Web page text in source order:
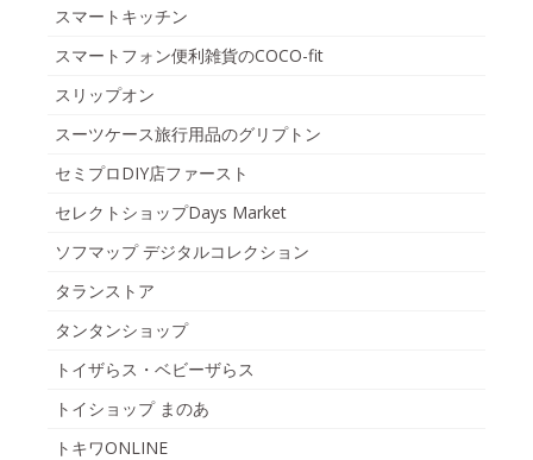
スマートキッチン
スマートフォン便利雑貨のCOCO-fit
スリップオン
スーツケース旅行用品のグリプトン
セミプロDIY店ファースト
セレクトショップDays Market
ソフマップ デジタルコレクション
タランストア
タンタンショップ
トイザらス・ベビーザらス
トイショップ まのあ
トキワONLINE